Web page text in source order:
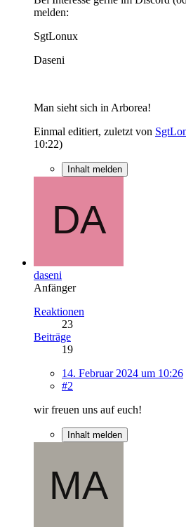
melden:
SgtLonux
Daseni
Man sieht sich in Arborea!
Einmal editiert, zuletzt von
10:22)
Inhalt melden
daseni
Anfänger
Reaktionen
23
Beiträge
19
14. Februar 2024 um 10:26
#2
wir freuen uns auf euch!
Inhalt melden